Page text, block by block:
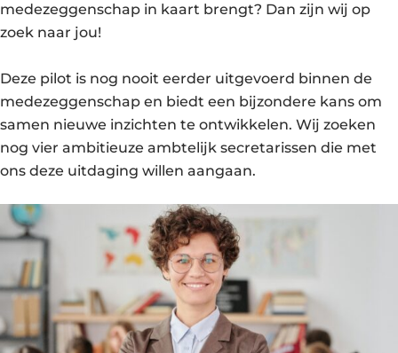
medezeggenschap in kaart brengt? Dan zijn wij op
zoek naar jou!
Deze pilot is nog nooit eerder uitgevoerd binnen de
medezeggenschap en biedt een bijzondere kans om
samen nieuwe inzichten te ontwikkelen. Wij zoeken
nog vier ambitieuze ambtelijk secretarissen die met
ons deze uitdaging willen aangaan.